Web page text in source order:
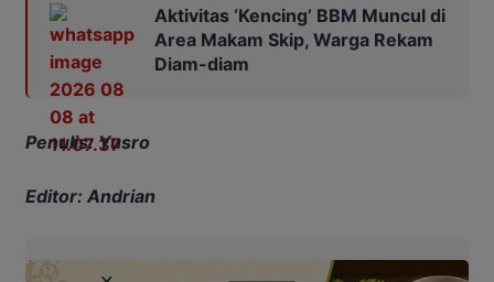
Aktivitas ‘Kencing’ BBM Muncul di
Area Makam Skip, Warga Rekam
Diam-diam
Penulis: Yusro
Editor: Andrian